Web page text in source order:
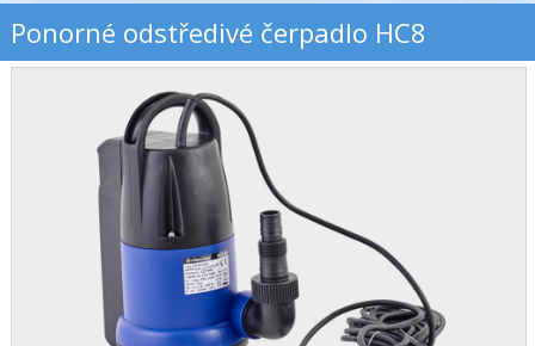
Ponorné odstředivé čerpadlo HC8